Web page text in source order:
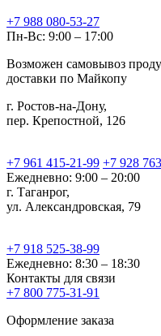
+7 988 080-53-27
Пн-Вс: 9:00 – 17:00
Возможен самовывоз
доставки по Майкопу
г. Ростов-на-Дону,
пер. Крепостной, 126
+7 961 415-21-99 +7 928
Ежедневно: 9:00 – 20:00
г. Таганрог,
ул. Александровская, 79
+7 918 525-38-99
Ежедневно: 8:30 – 18:30
Контакты для связи
+7 800 775-31-91
Оформление заказа